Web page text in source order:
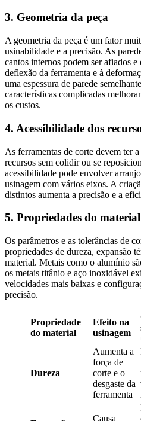
3. Geometria da peça
A geometria da peça é um fator
usinabilidade e a precisão. As
cantos internos podem ser afiados e
deflexão da ferramenta e à
uma espessura de parede
características complicadas
os custos.
4. Acessibilidade dos
As ferramentas de corte devem ter
recursos sem colidir ou se
acessibilidade pode envolver
usinagem com vários eixos. A
distintos aumenta a precisão e a
5. Propriedades do material
Os parâmetros e as tolerâncias de
propriedades de dureza, expansão
material. Metais como o alumínio
os metais titânio e aço inoxidável
velocidades mais baixas e
precisão.
Propriedade
do material
Efeito na
usinagem
Dureza
Aumenta a
força de
corte e o
desgaste da
ferramenta
Causa